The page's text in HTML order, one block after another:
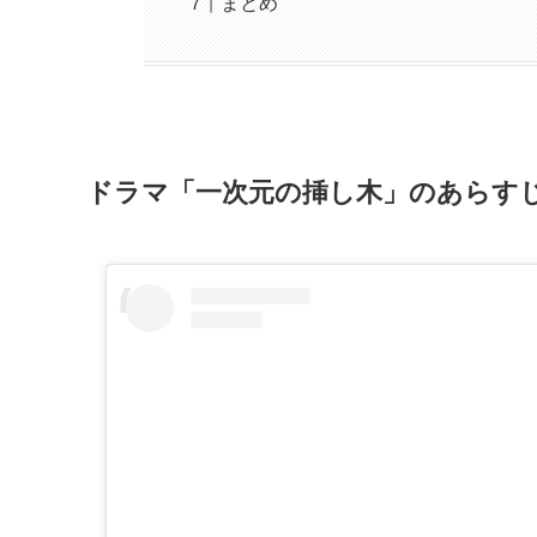
ドラマ「一次元の挿し木」のあらす